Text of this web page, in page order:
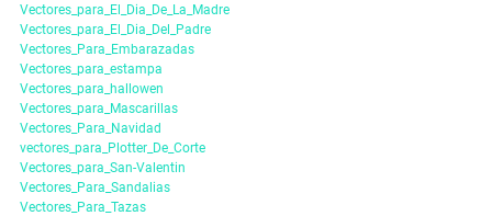
Vectores_para_El_Dia_De_La_Madre
Vectores_para_El_Dia_Del_Padre
Vectores_Para_Embarazadas
Vectores_para_estampa
Vectores_para_hallowen
Vectores_para_Mascarillas
Vectores_Para_Navidad
vectores_para_Plotter_De_Corte
Vectores_para_San-Valentin
Vectores_Para_Sandalias
Vectores_Para_Tazas